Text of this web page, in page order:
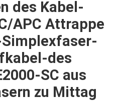
des Kabel-
APC Attrappe
des
SC aus
zu Mittag